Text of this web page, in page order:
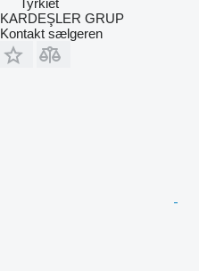
Tyrkiet
KARDEŞLER GRUP
Kontakt sælgeren